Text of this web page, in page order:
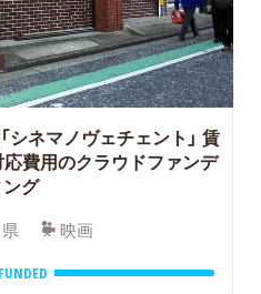
シネマノヴェチェント」 賃
費用のクラウドファンデ
ング
映画
FUNDED